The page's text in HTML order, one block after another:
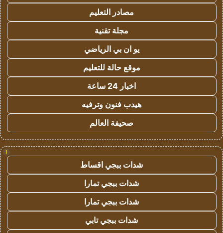
مصادر التعليم
مجلة تقنية
يو ان بي الرياضي
موقع حالة للتعليم
اخبار 24 ساعة
هيدب فنون وترفيه
صحيفة العالم
!
شدات ببجي اقساط
شدات ببجي تمارا
شدات ببجي تمارا
شدات ببجي تابي